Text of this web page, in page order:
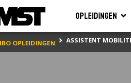
Opleidingen
OPLEIDINGEN ASSISTENT